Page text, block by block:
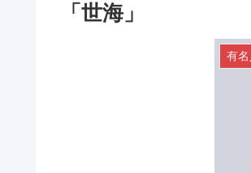
「世海」
有名